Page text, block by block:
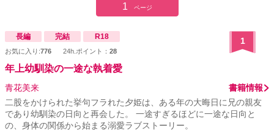
1 ページ
長編 完結 R18
お気に入り:776 24h.ポイント： 28
1
年上幼馴染の一途な執着愛
青花美来
書籍情報
二股をかけられた挙句フラれた夕姫は、ある年の大晦日に兄の親友
であり幼馴染の日向と再会した。 一途すぎるほどに一途な日向と
の、身体の関係から始まる溺愛ラブストーリー。